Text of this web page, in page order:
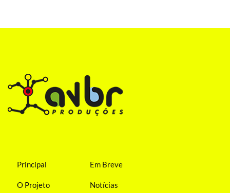
Principal
O Projeto
Em Breve
Notícias